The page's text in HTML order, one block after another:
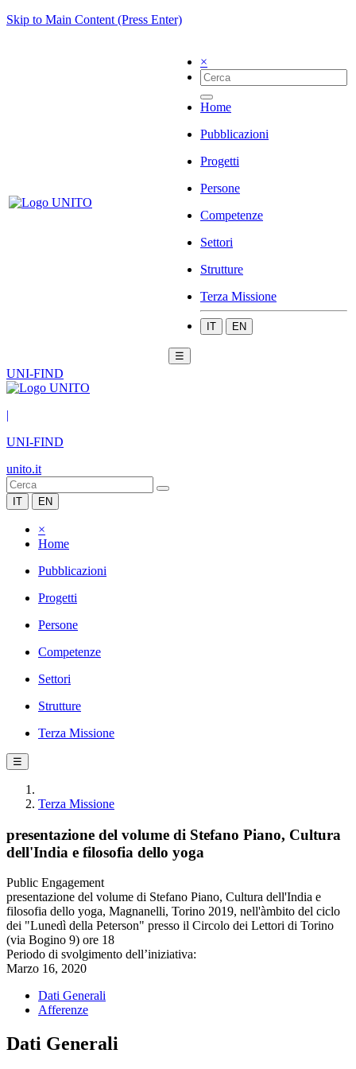
Skip to Main Content (Press Enter)
×
Home
Pubblicazioni
Progetti
Persone
Competenze
Settori
Strutture
Terza Missione
IT EN
☰
UNI-FIND
|
UNI-FIND
unito.it
IT EN
×
Home
Pubblicazioni
Progetti
Persone
Competenze
Settori
Strutture
Terza Missione
☰
Terza Missione
presentazione del volume di Stefano Piano, Cultura
dell'India e filosofia dello yoga
Public Engagement
presentazione del volume di Stefano Piano, Cultura dell'India e
filosofia dello yoga, Magnanelli, Torino 2019, nell'àmbito del ciclo
dei "Lunedì della Peterson" presso il Circolo dei Lettori di Torino
(via Bogino 9) ore 18
Periodo di svolgimento dell’iniziativa:
Marzo 16, 2020
Dati Generali
Afferenze
Dati Generali